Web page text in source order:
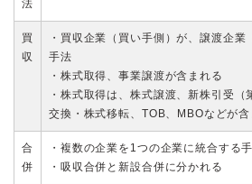
法
買
収
・買収企業（買い手側）が、譲渡企業
手法
・株式取得、事業譲渡が含まれる
・株式取得は、株式譲渡、新株引受
交換・株式移転、TOB、MBOなどが含
合
併
・複数の企業を1つの企業に統合する
・吸収合併と新設合併に分かれる